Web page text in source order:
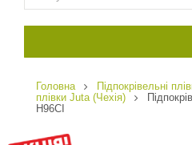
Головна Підпокрівельні
плівки Juta (Чехія)
Н96СІ